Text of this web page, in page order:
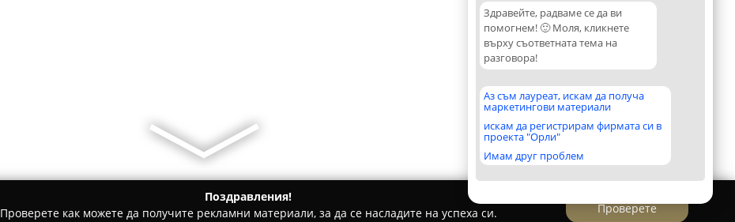
Здравейте, радваме се да ви
помогнем! 🙂 Моля, кликнете
върху съответната тема на
разговора!
Аз съм лауреат, искам да получа
маркетингови материали
искам да регистрирам фирмата си в
проекта "Орли"
Имам друг проблем
Поздравления!
Проверете как можете да получите рекламни материали, за да се насладите на успеха си.
Проверете